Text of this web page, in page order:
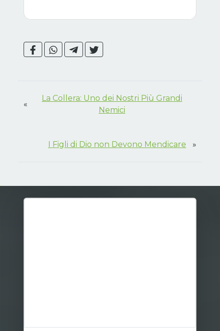
«
La Collera: Uno dei Nostri Più Grandi
Nemici
I Figli di Dio non Devono Mendicare »